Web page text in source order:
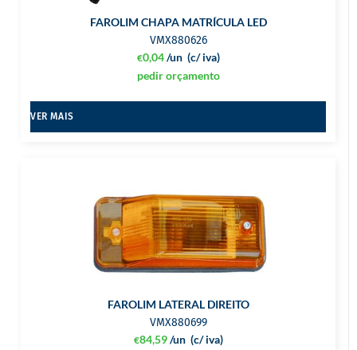
FAROLIM CHAPA MATRÍCULA LED
VMX880626
€0,04 (c/ iva)
/un
pedir orçamento
VER MAIS
FAROLIM LATERAL DIREITO
VMX880699
€84,59 (c/ iva)
/un